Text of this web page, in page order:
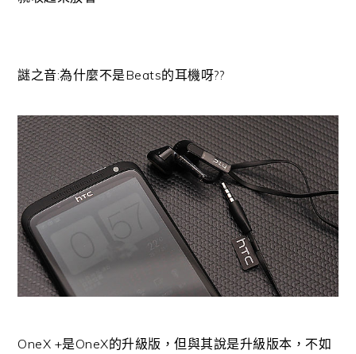
謎之音:為什麼不是Beats的耳機呀??
OneX +是OneX的升級版，但與其說是升級版本，不如